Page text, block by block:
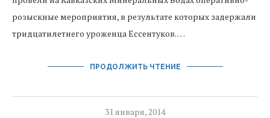
розыскные мероприятия, в результате которых задержали
тридцатилетнего уроженца Ессентуков. …
ПРОДОЛЖИТЬ ЧТЕНИЕ
31 января, 2014